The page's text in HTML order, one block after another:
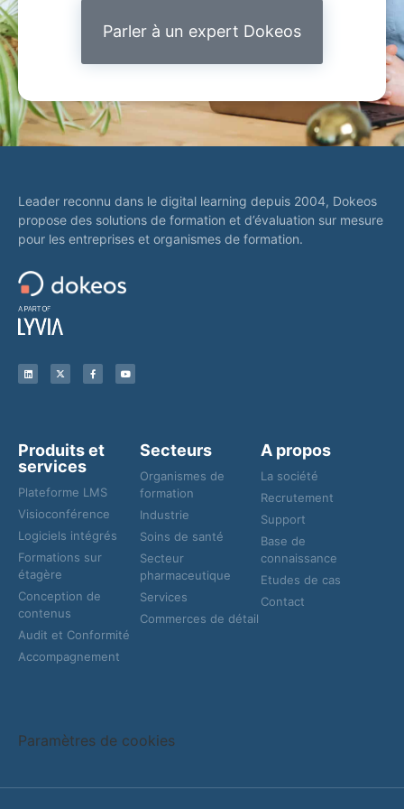
Parler à un expert Dokeos
Leader reconnu dans le digital learning depuis 2004, Dokeos
propose des solutions de formation et d’évaluation sur mesure
pour les entreprises et organismes de formation.
Produits et
services
Plateforme LMS
Visioconférence
Logiciels intégrés
Formations sur
étagère
Conception de
contenus
Audit et Conformité
Accompagnement
Secteurs
Organismes de
formation
Industrie
Soins de santé
Secteur
pharmaceutique
Services
Commerces de détail
A propos
La société
Recrutement
Support
Base de
connaissance
Etudes de cas
Contact
Paramètres de cookies